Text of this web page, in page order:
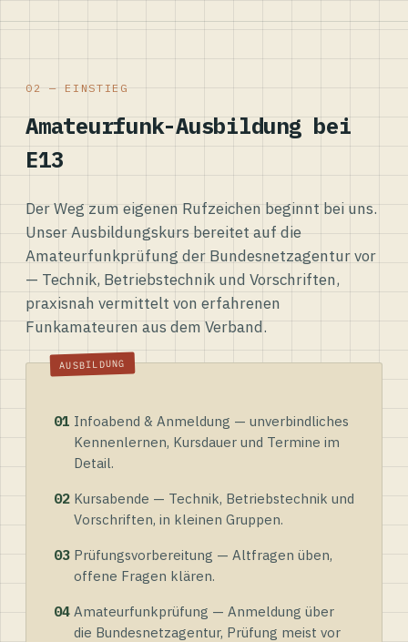
02 — EINSTIEG
Amateurfunk-Ausbildung bei
E13
Der Weg zum eigenen Rufzeichen beginnt bei uns.
Unser Ausbildungskurs bereitet auf die
Amateurfunkprüfung der Bundesnetzagentur vor
— Technik, Betriebstechnik und Vorschriften,
praxisnah vermittelt von erfahrenen
Funkamateuren aus dem Verband.
01 Infoabend & Anmeldung — unverbindliches
Kennenlernen, Kursdauer und Termine im
Detail.
02 Kursabende — Technik, Betriebstechnik und
Vorschriften, in kleinen Gruppen.
03 Prüfungsvorbereitung — Altfragen üben,
offene Fragen klären.
04 Amateurfunkprüfung — Anmeldung über
die Bundesnetzagentur, Prüfung meist vor